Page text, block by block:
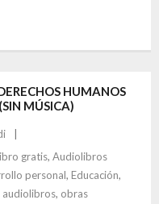
HUMANOS
MÚSICA)
gratis, Audiolibros
personal, Educación,
audiolibros, obras